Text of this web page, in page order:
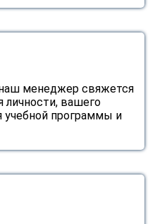
наш менеджер свяжется
личности, вашего
учебной программы и